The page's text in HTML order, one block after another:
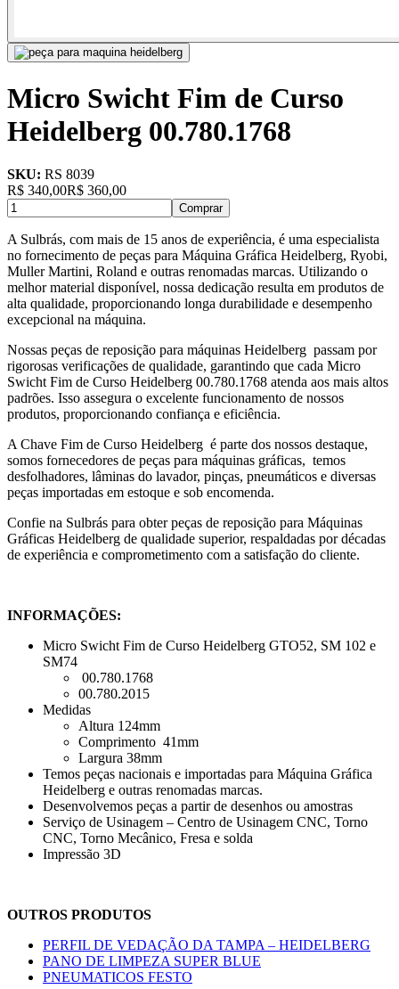
Micro Swicht Fim de Curso
Heidelberg 00.780.1768
SKU: RS 8039
R$ 340,00R$ 360,00
Comprar
A Sulbrás, com mais de 15 anos de experiência, é uma especialista
no fornecimento de peças para Máquina Gráfica Heidelberg, Ryobi,
Muller Martini, Roland e outras renomadas marcas. Utilizando o
melhor material disponível, nossa dedicação resulta em produtos de
alta qualidade, proporcionando longa durabilidade e desempenho
excepcional na máquina.
Nossas peças de reposição para máquinas Heidelberg passam por
rigorosas verificações de qualidade, garantindo que cada Micro
Swicht Fim de Curso Heidelberg 00.780.1768 atenda aos mais altos
padrões. Isso assegura o excelente funcionamento de nossos
produtos, proporcionando confiança e eficiência.
A Chave Fim de Curso Heidelberg é parte dos nossos destaque,
somos fornecedores de peças para máquinas gráficas, temos
desfolhadores, lâminas do lavador, pinças, pneumáticos e diversas
peças importadas em estoque e sob encomenda.
Confie na Sulbrás para obter peças de reposição para Máquinas
Gráficas Heidelberg de qualidade superior, respaldadas por décadas
de experiência e comprometimento com a satisfação do cliente.
INFORMAÇÕES:
Micro Swicht Fim de Curso Heidelberg GTO52, SM 102 e
SM74
00.780.1768
00.780.2015
Medidas
Altura 124mm
Comprimento 41mm
Largura 38mm
Temos peças nacionais e importadas para Máquina Gráfica
Heidelberg e outras renomadas marcas.
Desenvolvemos peças a partir de desenhos ou amostras
Serviço de Usinagem – Centro de Usinagem CNC, Torno
CNC, Torno Mecânico, Fresa e solda
Impressão 3D
OUTROS PRODUTOS
PERFIL DE VEDAÇÃO DA TAMPA – HEIDELBERG
PANO DE LIMPEZA SUPER BLUE
PNEUMATICOS FESTO